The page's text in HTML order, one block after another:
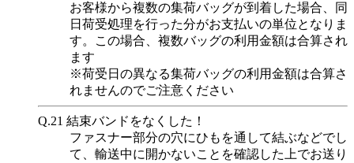
お客様から複数の集荷バッグが到着した場合、同
日荷受処理を行った分がお支払いの単位となりま
す。この場合、複数バッグの利用金額は合算され
ます
※荷受日の異なる集荷バッグの利用金額は合算さ
れませんのでご注意ください
Q.21 結束バンドをなくした！
ファスナー部分の穴にひもを通して結ぶなどでし
て、輸送中に開かないことを確認した上でお送り